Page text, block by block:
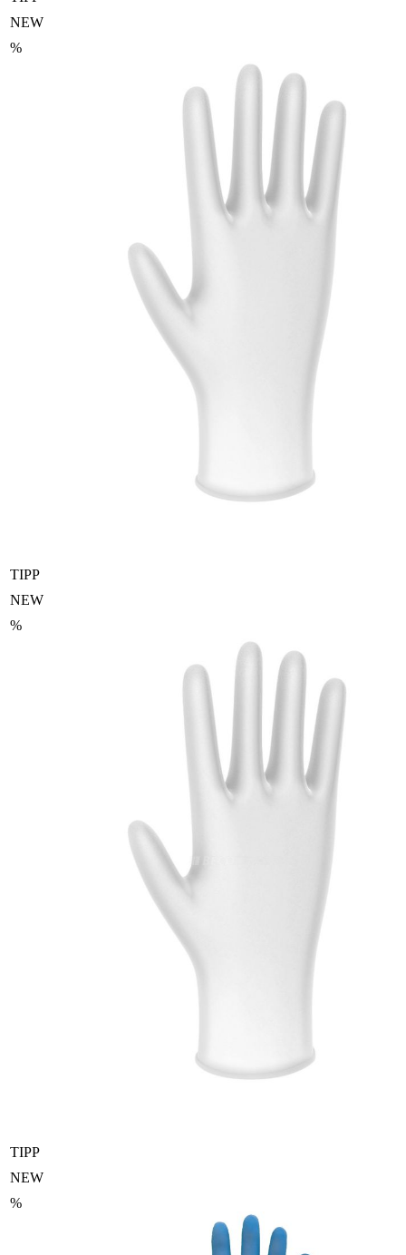
NEW
%
TIPP
NEW
%
TIPP
NEW
%